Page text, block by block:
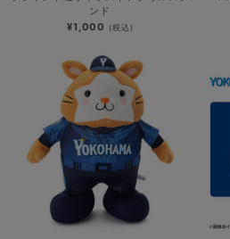
ンド
¥1,000 (税込)